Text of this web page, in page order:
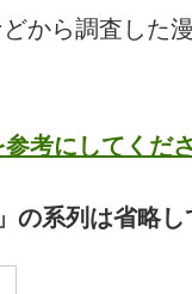
から調査した
考にしてくださ
系列は省略し